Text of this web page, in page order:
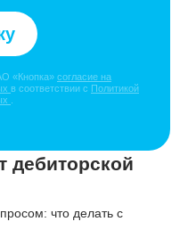
«Кнопка» согласие на
в соответствии с Политикой
дебиторской
что делать с